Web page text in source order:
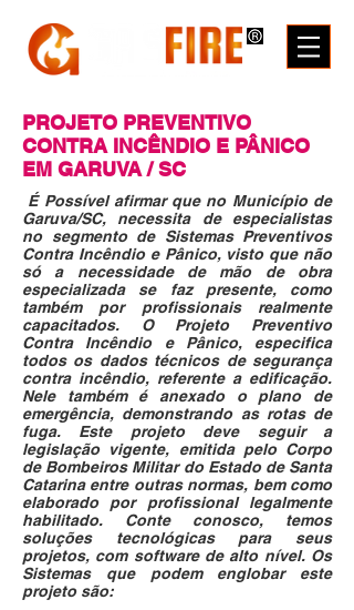
PROJETO PREVENTIVO
CONTRA INCÊNDIO E PÂNICO
EM GARUVA / SC
É Possível afirmar que no Município de
Garuva/SC, necessita de especialistas
no segmento de Sistemas Preventivos
Contra Incêndio e Pânico, visto que não
só a necessidade de mão de obra
especializada se faz presente, como
também por profissionais realmente
capacitados. O Projeto Preventivo
Contra Incêndio e Pânico, especifica
todos os dados técnicos de segurança
contra incêndio, referente a edificação.
Nele também é anexado o plano de
emergência, demonstrando as rotas de
fuga. Este projeto deve seguir a
legislação vigente, emitida pelo Corpo
de Bombeiros Militar do Estado de Santa
Catarina entre outras normas, bem como
elaborado por profissional legalmente
habilitado. Conte conosco, temos
soluções tecnológicas para seus
projetos, com software de alto nível. Os
Sistemas que podem englobar este
projeto são: